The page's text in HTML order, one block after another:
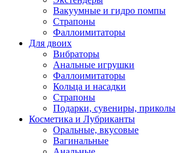
Вакуумные и гидро помпы
Страпоны
Фаллоимитаторы
Для двоих
Вибраторы
Анальные игрушки
Фаллоимитаторы
Кольца и насадки
Страпоны
Подарки, сувениры, приколы
Косметика и Лубриканты
Оральные, вкусовые
Вагинальные